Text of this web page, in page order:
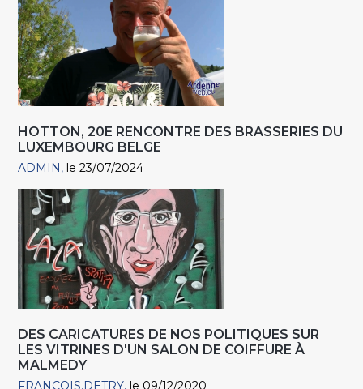
HOTTON, 20E RENCONTRE DES BRASSERIES DU
LUXEMBOURG BELGE
ADMIN le 23/07/2024
DES CARICATURES DE NOS POLITIQUES SUR
LES VITRINES D'UN SALON DE COIFFURE À
MALMEDY